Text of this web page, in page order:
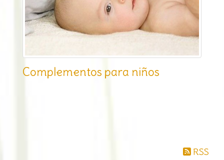
Complementos para niños
RSS